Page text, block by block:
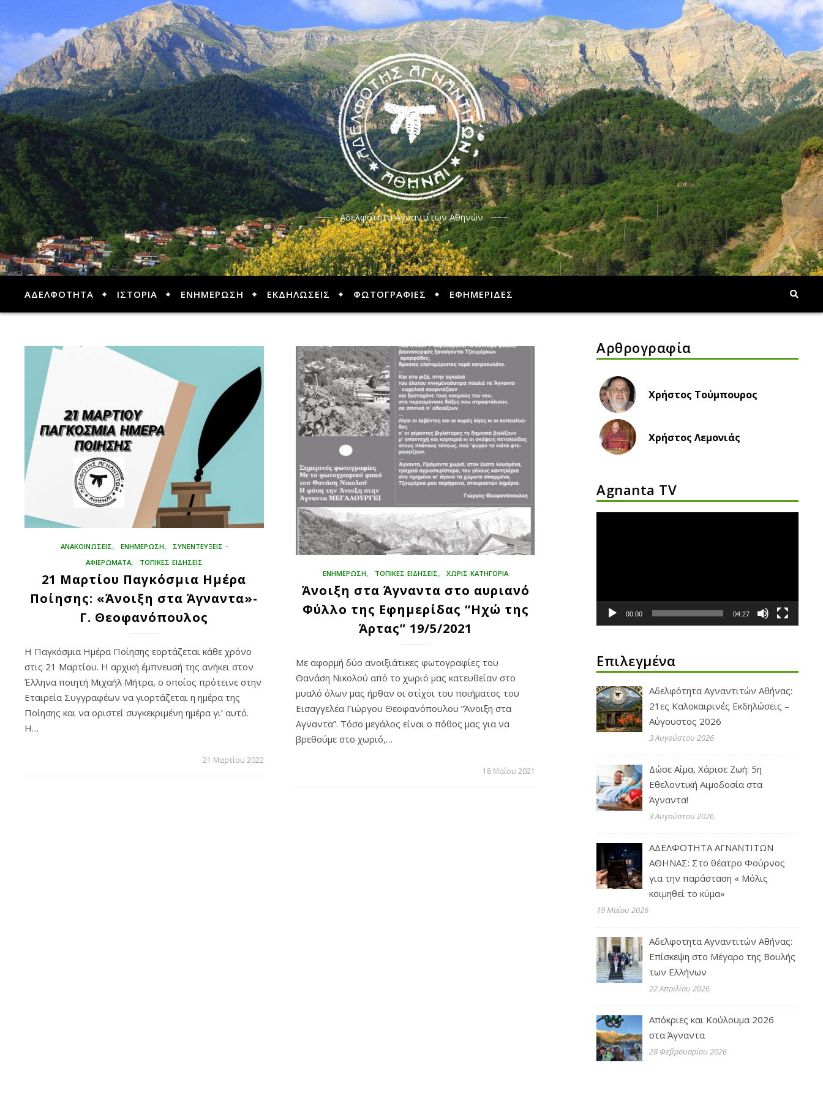
Αδελφότητα Αγναντίτων Αθηνών
ΑΔΕΛΦΟΤΗΤΑ ΙΣΤΟΡΙΑ ΕΝΗΜΕΡΩΣΗ ΕΚΔΗΛΩΣΕΙΣ ΦΩΤΟΓΡΑΦΙΕΣ ΕΦΗΜΕΡΙΔΕΣ
ΑΝΑΚΟΙΝΩΣΕΙΣ, ΕΝΗΜΕΡΩΣΗ,
ΣΥΝΕΝΤΕΥΞΕΙΣ -
ΑΦΙΕΡΩΜΑΤΑ, ΤΟΠΙΚΕΣ ΕΙΔΗΣΕΙΣ
21 Μαρτίου Παγκόσμια Ημέρα
Ποίησης: «Άνοιξη στα Άγναντα»-
Γ. Θεοφανόπουλος
Η Παγκόσμια Ημέρα Ποίησης εορτάζεται κάθε χρόνο
στις 21 Μαρτίου. Η αρχική έμπνευσή της ανήκει στον
Έλληνα ποιητή Μιχαήλ Μήτρα, ο οποίος πρότεινε στην
Εταιρεία Συγγραφέων να γιορτάζεται η ημέρα της
Ποίησης και να οριστεί συγκεκριμένη ημέρα γι’ αυτό.
Η…
21 Μαρτίου 2022
ΕΝΗΜΕΡΩΣΗ, ΤΟΠΙΚΕΣ ΕΙΔΗΣΕΙΣ ,ΧΩΡΊΣ ΚΑΤΗΓΟΡΊΑ
Άνοιξη στα Άγναντα στο αυριανό
Φύλλο της Εφημερίδας “Ηχώ της
Άρτας” 19/5/2021
Με αφορμή δύο ανοιξιάτικες φωτογραφίες του
Θανάση Νικολού από το χωριό μας κατευθείαν στο
μυαλό όλων μας ήρθαν οι στίχοι του ποιήματος του
Εισαγγελέα Γιώργου Θεοφανόπουλου ”Άνοιξη στα
Αγναντα”. Τόσο μεγάλος είναι ο πόθος μας για να
βρεθούμε στο χωριό,…
18 Μαΐου 2021
Αρθρογραφία
Χρήστος Τούμπουρος
Χρήστος Λεμονιάς
Agnanta TV
00:00 04:27
Επιλεγμένα
Αδελφότητα Αγναντιτών Αθήνας:
21ες Καλοκαιρινές Εκδηλώσεις –
Αύγουστος 2026
3 Αυγούστου 2026
Δώσε Αίμα, Χάρισε Ζωή: 5η
Εθελοντική Αιμοδοσία στα
Άγναντα!
3 Αυγούστου 2026
ΑΔΕΛΦΟΤΗΤΑ ΑΓΝΑΝΤΙΤΩΝ
ΑΘΗΝΑΣ: Στο θέατρο Φούρνος
για την παράσταση « Μόλις
κοιμηθεί το κύμα»
19 Μαΐου 2026
Αδελφοτητα Αγναντιτών Αθήνας:
Επίσκεψη στο Μέγαρο της Βουλής
των Ελλήνων
22 Απριλίου 2026
Απόκριες και Κούλουμα 2026
στα Άγναντα
28 Φεβρουαρίου 2026